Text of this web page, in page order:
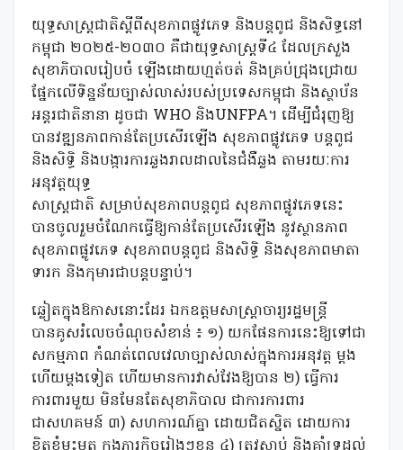
យុទ្ធសាស្ត្រជាតិស្តីពីសុខភាពផ្លូវភេទ និងបន្តពូជ និងសិទ្ធនៅ
កម្ពុជា ២០២៥-២០៣០ គឺជាយុទ្ធសាស្ត្រទី៤ ដែលក្រសួង
សុខាភិបាលរៀបចំ ឡើងដោយហ្មត់ចត់ និងគ្រប់ជ្រុងជ្រោយ
ផ្នែកលើទិន្នន័យច្បាស់លាស់របស់ប្រទេសកម្ពុជា និងស្ថាប័ន
អន្តរជាតិនានា ដូចជា WHO និងUNFPA។ ដើម្បីជំរុញឱ្យ
បានវឌ្ឍនភាពកាន់តែប្រសើរឡើង សុខភាពផ្លូវភេទ បន្តពូជ
និងសិទ្ធិ និងបង្ការការឆ្លងរាលដាលនៃជំងឺឆ្លង តាមរយៈការ
អនុវត្តយុទ្ធ
សាស្ត្រជាតិ សម្រាប់សុខភាពបន្តពូជ សុខភាពផ្លូវភេទនេះ
បានចូលរួមចំណែកធ្វើឱ្យកាន់តែប្រសើរឡើង នូវស្ថានភាព
សុខភាពផ្លូវភេទ សុខភាពបន្តពូជ និងសិទ្ធិ និងសុខភាពមាតា
ទារក និងកុមារជាបន្តបន្ទាប់។
ឆ្លៀតក្នុងឱកាសនោះដែរ ឯកឧត្តមសាស្រ្តាចារ្យរដ្ឋមន្រ្តី
បានគូសរំលេចចំណុចសំខាន់ ៖ ១) យកផែនការនេះឱ្យទៅជា
សកម្មភាព កំណត់ពេលវេលាច្បាស់លាស់ក្នុងការអនុវត្ត ម្តង
ហើយម្តងទៀត ហើយមានការវាស់វែងឱ្យបាន ២) ធ្វើការ
ការពារមួយ មិនមែនតែសុខាភិបាល ជាការការពារ
ជាសហគមន៍ ៣) សហការណ៍គ្នា ដោយជិតស្និត ដោយការ